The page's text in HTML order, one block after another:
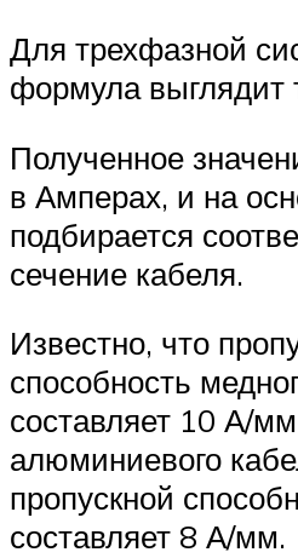
Для трехфазной
формула выглядит
Полученное
в Амперах, и на
подбирается
сечение кабеля.
Известно, что
способность
составляет 10 А/
алюминиевого
пропускной
составляет 8 А/мм.